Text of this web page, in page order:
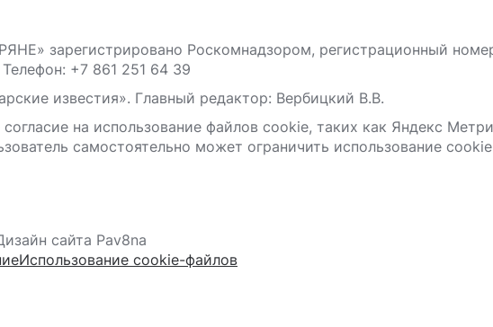
зарегистрировано Роскомнадзором, регистрационный
+7 861 251 64 39
известия». Главный редактор: Вербицкий В.В.
на использование файлов сооkіе, таких как Яндекс
самостоятельно может ограничить использование
сайта Pav8na
Использование cookie-файлов